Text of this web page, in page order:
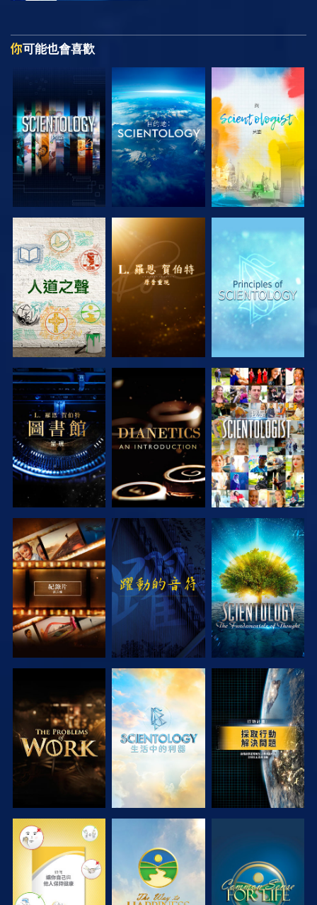
你可能也會喜歡
探索系列節目 探索系列節目 探索系列節目
探索系列節目 探索系列節目 觀看
探索系列節目 觀看 探索系列節目
探索系列節目 探索系列節目 觀看
觀看 觀看 觀看